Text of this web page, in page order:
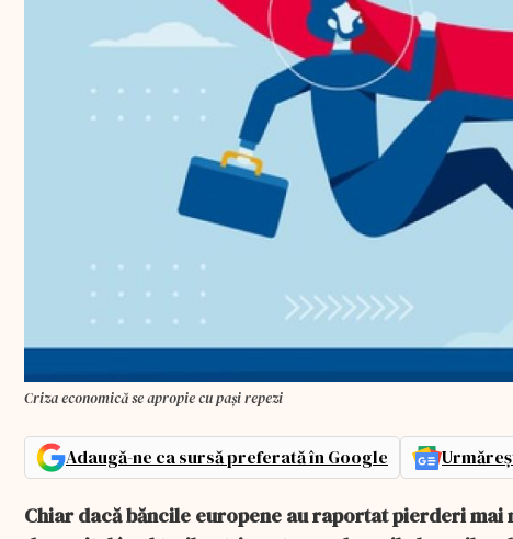
Criza economică se apropie cu pași repezi
Adaugă-ne ca sursă preferată în Google
Chiar dacă băncile europene au raportat pierderi